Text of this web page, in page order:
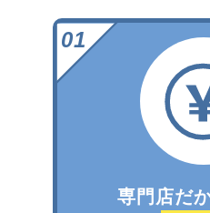
専門店だ